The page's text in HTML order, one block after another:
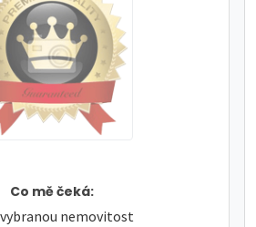
Co mě čeká:
nemovitost